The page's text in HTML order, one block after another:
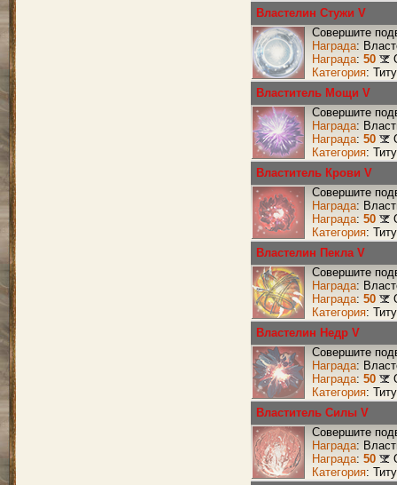
Властелин Стужи V
Совершите
Награда:
Награда: 50
Категория:
Властитель Мощи V
Совершите
Награда:
Награда: 50
Категория:
Властитель Крови V
Совершите
Награда:
Награда: 50
Категория:
Властелин Пекла V
Совершите
Награда:
Награда: 50
Категория:
Властелин Недр V
Совершите
Награда:
Награда: 50
Категория:
Властитель Силы V
Совершите
Награда:
Награда: 50
Категория: